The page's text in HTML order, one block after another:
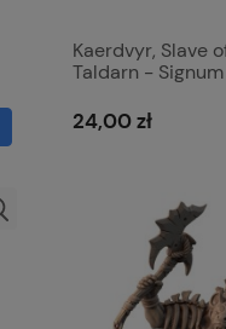
Kaerdvyr, Slave
Taldarn -
24,00 zł